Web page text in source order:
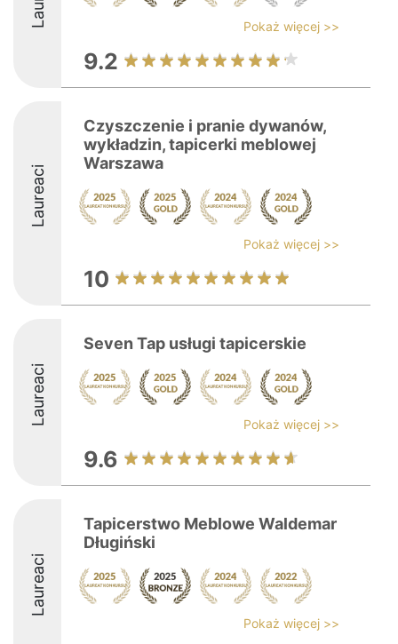
Pokaż więcej >>
9.2
Laureaci
Czyszczenie i pranie dywanów,
wykładzin, tapicerki meblowej
Warszawa
Pokaż więcej >>
10
Laureaci
Seven Tap usługi tapicerskie
Pokaż więcej >>
9.6
Laureaci
Tapicerstwo Meblowe Waldemar
Długiński
Pokaż więcej >>